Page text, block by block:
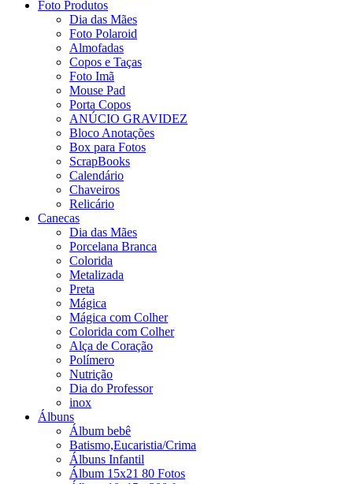
Foto Produtos
Dia das Mães
Foto Polaroid
Almofadas
Copos e Taças
Foto Imã
Mouse Pad
Porta Copos
ANÚCIO GRAVIDEZ
Bloco Anotações
Box para Fotos
ScrapBooks
Calendário
Chaveiros
Relicário
Canecas
Dia das Mães
Porcelana Branca
Colorida
Metalizada
Preta
Mágica
Mágica com Colher
Colorida com Colher
Alça de Coração
Polímero
Nutrição
Dia do Professor
inox
Álbuns
Álbum bebê
Batismo,Eucaristia/Crima
Álbuns Infantil
Álbum 15x21 80 Fotos